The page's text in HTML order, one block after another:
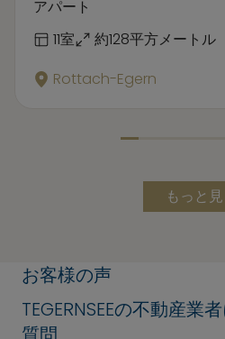
アパート
11室
約128平方メートル
Rottach-Egern
もっと
お客様の声
TEGERNSEEの不動産業